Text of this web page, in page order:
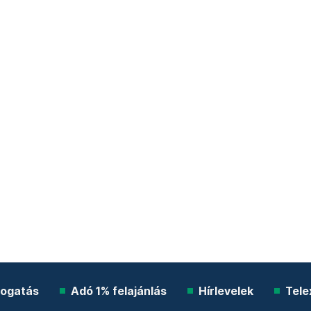
Adó 1% felajánlás Hírlevelek